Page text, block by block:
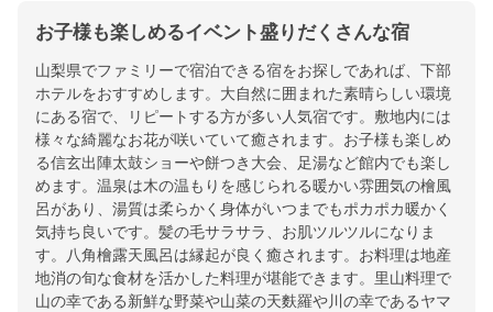
お子様も楽しめるイベント盛りだくさんな宿
山梨県でファミリーで宿泊できる宿をお探しであれば、下部
ホテルをおすすめします。大自然に囲まれた素晴らしい環境
にある宿で、リピートする方が多い人気宿です。敷地内には
様々な綺麗なお花が咲いていて癒されます。お子様も楽しめ
る信玄出陣太鼓ショーや餅つき大会、足湯など館内でも楽し
めます。温泉は木の温もりを感じられる暖かい雰囲気の檜風
呂があり、湯質は柔らかく身体がいつまでもポカポカ暖かく
気持ち良いです。髪の毛サラサラ、お肌ツルツルになりま
す。八角檜露天風呂は縁起が良く癒されます。お料理は地産
地消の旬な食材を活かした料理が堪能できます。里山料理で
山の幸である新鮮な野菜や山菜の天麩羅や川の幸であるヤマ